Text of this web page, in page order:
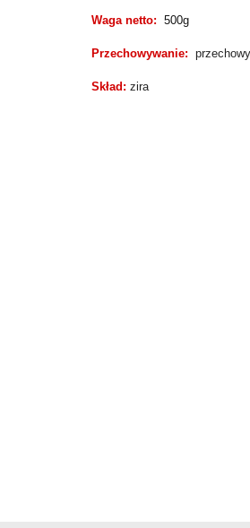
Waga netto: 500g
Przechowywanie:
Skład: zira